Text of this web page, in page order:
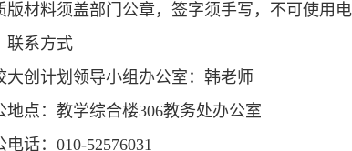
版材料须盖部门公章，签字须手写，不可使用电
联系方式
大创计划领导小组办公室：韩老师
地点：教学综合楼306教务处办公室
电话：010-52576031